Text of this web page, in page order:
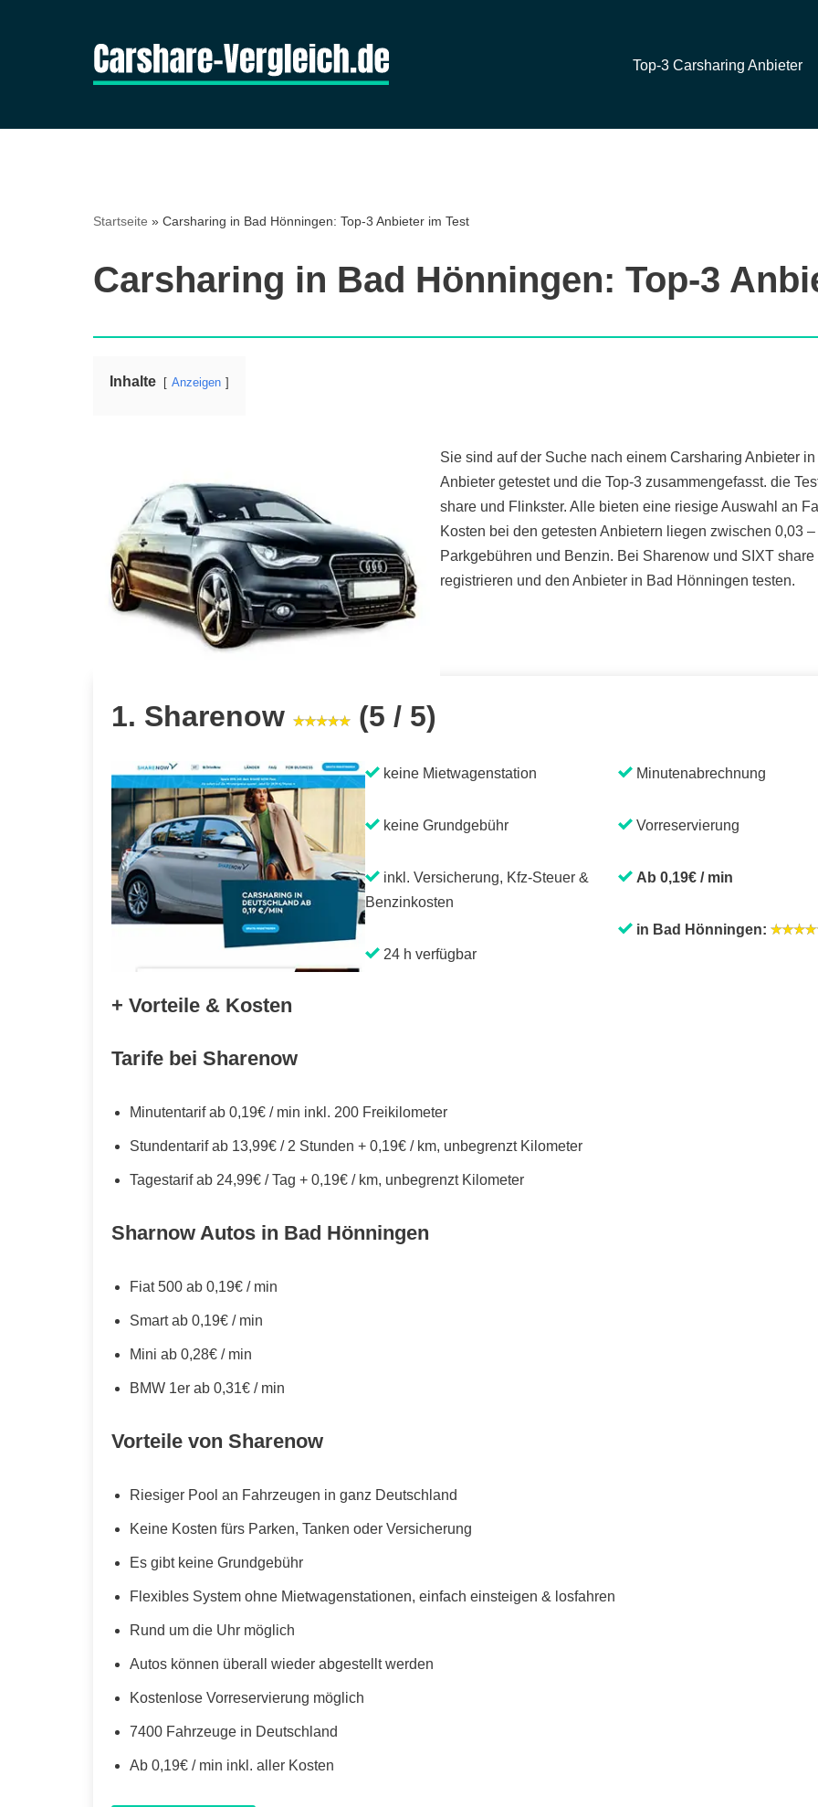
Top-3 Carsharing Anbieter
Startseite » Carsharing in Bad Hönningen: Top-3 Anbieter im Test
Carsharing in Bad Hönningen: Top-3
Inhalte Anzeigen
Sie sind auf der Suche nach einem Carsharing Anbieter
Anbieter getestet und die Top-3 zusammengefasst. die
share und Flinkster. Alle bieten eine riesige Auswahl an
Kosten bei den getesten Anbietern liegen zwischen 0,03
Parkgebühren und Benzin. Bei Sharenow und SIXT
registrieren und den Anbieter in Bad Hönningen testen.
1. Sharenow (5 / 5)
keine Mietwagenstation
keine Grundgebühr
inkl. Versicherung, Kfz-Steuer &
Benzinkosten
24 h verfügbar
Minutenabrechnung
Vorreservierung
Ab 0,19€ / min
in Bad Hönningen:
+ Vorteile & Kosten
Tarife bei Sharenow
Minutentarif ab 0,19€ / min inkl. 200 Freikilometer
Stundentarif ab 13,99€ / 2 Stunden + 0,19€ / km, unbegrenzt Kilometer
Tagestarif ab 24,99€ / Tag + 0,19€ / km, unbegrenzt Kilometer
Sharnow Autos in Bad Hönningen
Fiat 500 ab 0,19€ / min
Smart ab 0,19€ / min
Mini ab 0,28€ / min
BMW 1er ab 0,31€ / min
Vorteile von Sharenow
Riesiger Pool an Fahrzeugen in ganz Deutschland
Keine Kosten fürs Parken, Tanken oder Versicherung
Es gibt keine Grundgebühr
Flexibles System ohne Mietwagenstationen, einfach einsteigen & losfahren
Rund um die Uhr möglich
Autos können überall wieder abgestellt werden
Kostenlose Vorreservierung möglich
7400 Fahrzeuge in Deutschland
Ab 0,19€ / min inkl. aller Kosten